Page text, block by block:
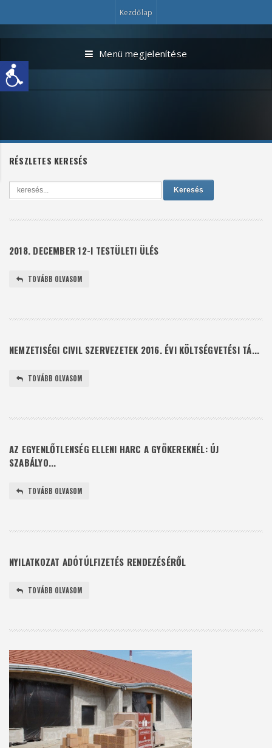
Kezdőlap
Menü megjelenítése
RÉSZLETES KERESÉS
Keresés
2018. DECEMBER 12-I TESTÜLETI ÜLÉS
TOVÁBB OLVASOM
NEMZETISÉGI CIVIL SZERVEZETEK 2016. ÉVI KÖLTSÉGVETÉSI TÁ...
TOVÁBB OLVASOM
AZ EGYENLŐTLENSÉG ELLENI HARC A GYÖKEREKNÉL: ÚJ
SZABÁLYO...
TOVÁBB OLVASOM
NYILATKOZAT ADÓTÚLFIZETÉS RENDEZÉSÉRŐL
TOVÁBB OLVASOM